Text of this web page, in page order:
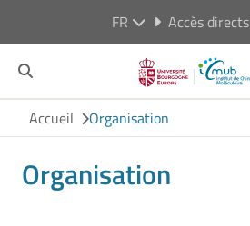
FR Accès directs
Accueil Organisation
Organisation